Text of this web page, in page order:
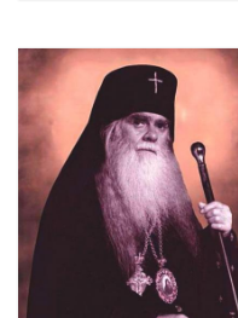
Stoc epuizat